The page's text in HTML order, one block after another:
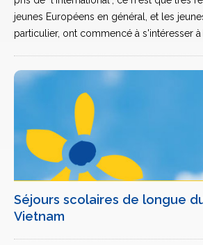
jeunes Européens en général, et les
particulier, ont commencé à s'intéresser
Séjours scolaires de longue
Vietnam